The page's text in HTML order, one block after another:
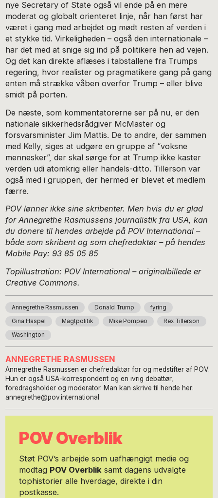
nye Secretary of State også vil ende på en mere
moderat og globalt orienteret linje, når han først har
været i gang med arbejdet og mødt resten af verden i
et stykke tid. Virkeligheden – også den internationale –
har det med at snige sig ind på politikere hen ad vejen.
Og det kan direkte aflæses i tabstallene fra Trumps
regering, hvor realister og pragmatikere gang på gang
enten må strække våben overfor Trump – eller blive
smidt på porten.
De næste, som kommentatorerne ser på nu, er den
nationale sikkerhedsrådgiver McMaster og
forsvarsminister Jim Mattis. De to andre, der sammen
med Kelly, siges at udgøre en gruppe af “voksne
mennesker”, der skal sørge for at Trump ikke kaster
verden udi atomkrig eller handels-ditto. Tillerson var
også med i gruppen, der hermed er blevet et medlem
færre.
POV lønner ikke sine skribenter. Men hvis du er glad
for Annegrethe Rasmussens journalistik fra USA, kan
du donere til hendes arbejde på POV International –
både som skribent og som chefredaktør – på hendes
Mobile Pay: 93 85 05 85
Topillustration: POV International – originalbillede er
Creative Commons.
Annegrethe Rasmussen Donald Trump fyring
Gina Haspel Magtpolitik Mike Pompeo Rex Tillerson
Washington
ANNEGRETHE RASMUSSEN
Annegrethe Rasmussen er chefredaktør for og medstifter af POV.
Hun er også USA-korrespondent og en ivrig debattør,
foredragsholder og moderator. Man kan skrive til hende her:
annegrethe@pov.international
POV Overblik
Støt POV’s arbejde som uafhængigt medie og
modtag POV Overbliksamt dagens udvalgte
tophistorier alle hverdage, direkte i din
postkasse.